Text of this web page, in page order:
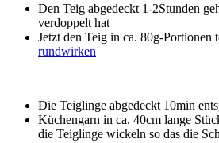
Den Teig abgedeckt 1-2Stunden
verdoppelt hat
Jetzt den Teig in ca. 80g-Portionen
rundwirken
Die Teiglinge abgedeckt 10min
Küchengarn in ca. 40cm lange
die Teiglinge wickeln so das die